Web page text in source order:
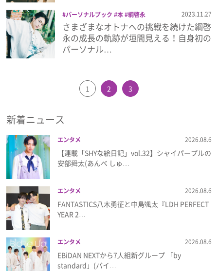
パーソナルブック 本 綱啓永 2023.11.27
さまざまなオトナへの挑戦を続けた綱啓
永の成長の軌跡が垣間見える！自身初の
パーソナル…
1 2 3
新着ニュース
エンタメ 2026.08.6
【連載「SHYな絵日記」vol.32】シャイパープルの
安部舜太(あんべ しゅ…
エンタメ 2026.08.6
FANTASTICS八木勇征と中島颯太『LDH PERFECT
YEAR 2…
エンタメ 2026.08.6
EBiDAN NEXTから7⼈組新グループ 「by
standard」(バイ…